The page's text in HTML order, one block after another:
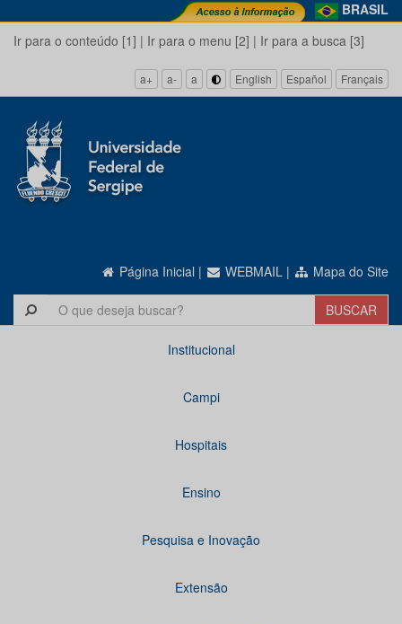
BRASIL
Ir para o conteúdo [1] | Ir para o menu [2] | Ir para a busca [3]
a+ a- a English Español Français
Página Inicial | WEBMAIL | Mapa do Site
Institucional
Campi
Hospitais
Ensino
Pesquisa e Inovação
Extensão